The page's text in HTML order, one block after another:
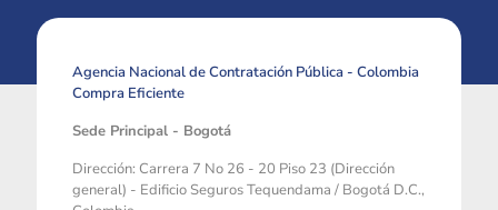
Agencia Nacional de Contratación Pública - Colombia
Compra Eficiente
Sede Principal - Bogotá
Dirección: Carrera 7 No 26 - 20 Piso 23 (Dirección
general) - Edificio Seguros Tequendama / Bogotá D.C.,